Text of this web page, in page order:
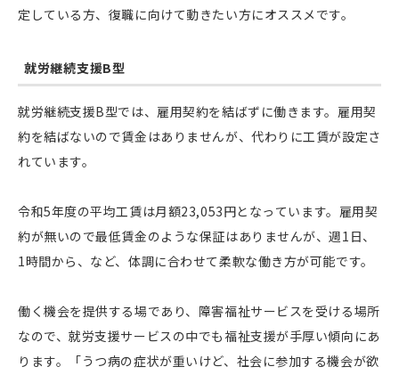
定している方、復職に向けて動きたい方にオススメです。
就労継続支援B型
就労継続支援B型では、雇用契約を結ばずに働きます。雇用契
約を結ばないので賃金はありませんが、代わりに工賃が設定さ
れています。
令和5年度の平均工賃は月額23,053円となっています。雇用契
約が無いので最低賃金のような保証はありませんが、週1日、
1時間から、など、体調に合わせて柔軟な働き方が可能です。
働く機会を提供する場であり、障害福祉サービスを受ける場所
なので、就労支援サービスの中でも福祉支援が手厚い傾向にあ
ります。「うつ病の症状が重いけど、社会に参加する機会が欲